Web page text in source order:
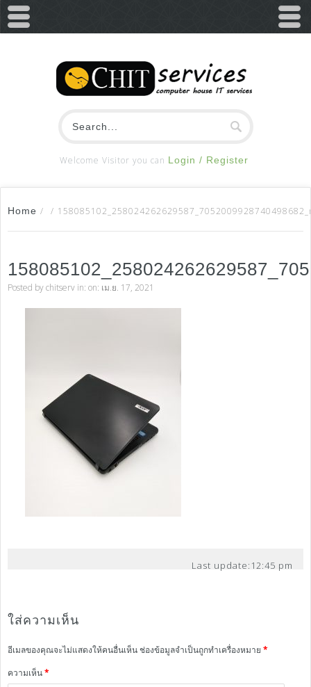
Welcome Visitor you can Login / Register
Home / /
Posted bychitserv in: on: เม.ย. 17, 2021
Last update: 12:45 pm
ใส่ความเห็น
อีเมลของคุณจะไม่แสดงให้คนอื่นเห็นช่องข้อมูลจำเป็นถูกทำเครื่องหมาย *
ความเห็น*